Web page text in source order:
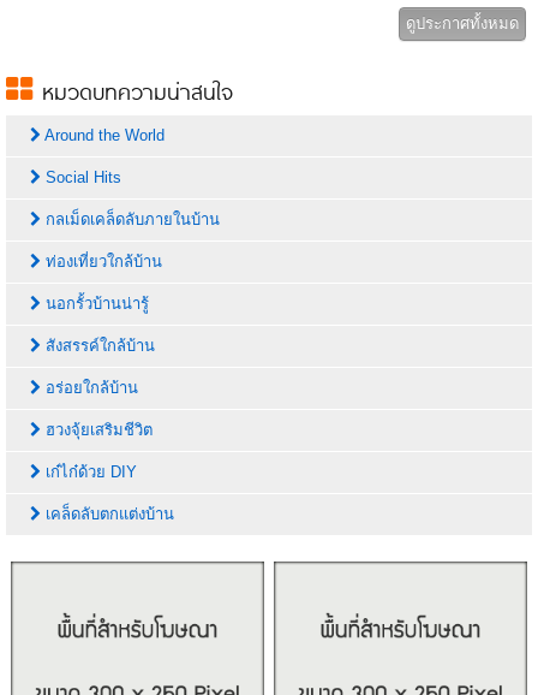
ดูประกาศทั้งหมด
หมวดบทความน่าสนใจ
Around the World
Social Hits
กลเม็ดเคล็ดลับภายในบ้าน
ท่องเที่ยวใกล้บ้าน
นอกรั้วบ้านน่ารู้
สังสรรค์ใกล้บ้าน
อร่อยใกล้บ้าน
ฮวงจุ้ยเสริมชีวิต
เก๋ไก๋ด้วย DIY
เคล็ดลับตกแต่งบ้าน